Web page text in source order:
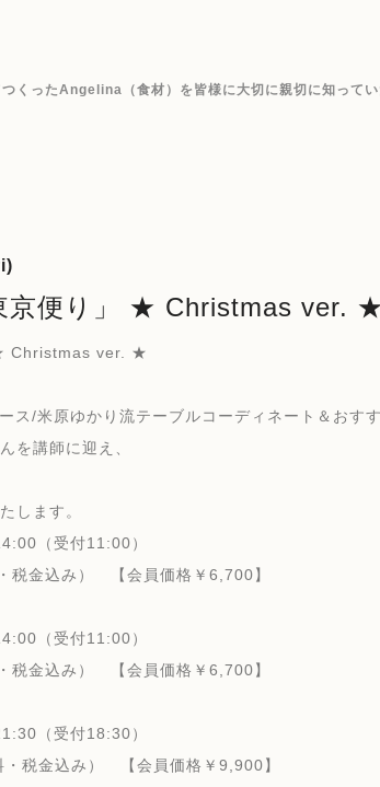
くったAngelina（食材）を皆様に大切に親切に知ってい
京便り」 ★ Christmas ver.
Christmas ver. ★
ス/米原ゆかり流テーブルコーディネート＆おす
を講師に迎え、
します。
（受付11:00）
税金込み） 【会員価格￥6,700】
（受付11:00）
税金込み） 【会員価格￥6,700】
（受付18:30）
税金込み） 【会員価格￥9,900】